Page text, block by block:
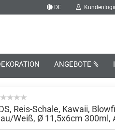
DE
ANGEBOTE %
Reis-Schale, Kawaii,
Weiß, Ø 11,5x6cm 300ml,